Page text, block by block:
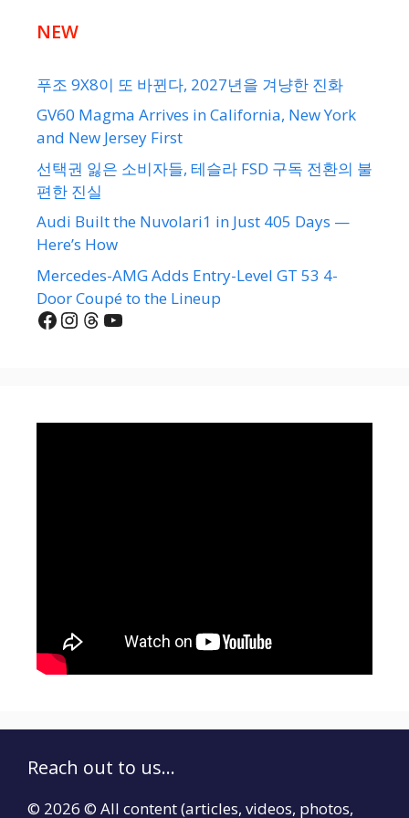
NEW
푸조 9X8이 또 바뀐다, 2027년을 겨냥한 진화
GV60 Magma Arrives in California, New York
and New Jersey First
선택권 잃은 소비자들, 테슬라 FSD 구독 전환의 불
편한 진실
Audi Built the Nuvolari1 in Just 405 Days —
Here’s How
Mercedes-AMG Adds Entry-Level GT 53 4-
Door Coupé to the Lineup
Facebook
Instagram
Threads
YouTube
Reach out to us...
© 2026 © All content (articles, videos, photos,